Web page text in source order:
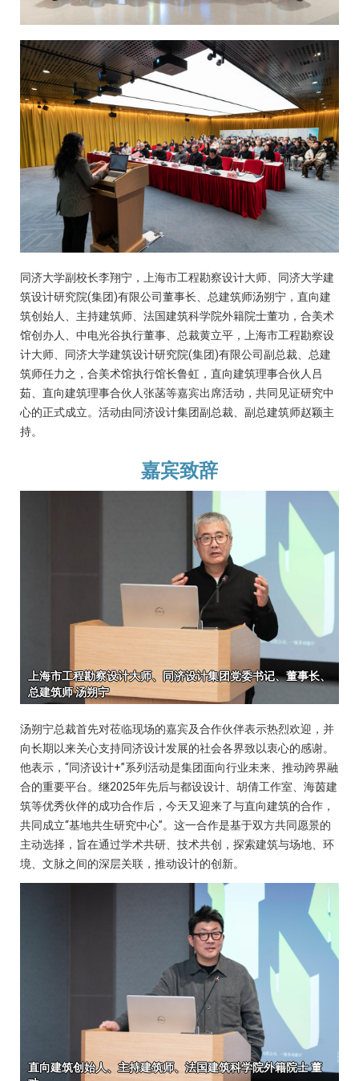
同济大学副校长李翔宁，上海市工程勘察设计大师、同济大学建
筑设计研究院(集团)有限公司董事长、总建筑师汤朔宁，直向建
筑创始人、主持建筑师、法国建筑科学院外籍院士董功，合美术
馆创办人、中电光谷执行董事、总裁黄立平，上海市工程勘察设
计大师、同济大学建筑设计研究院(集团)有限公司副总裁、总建
筑师任力之，合美术馆执行馆长鲁虹，直向建筑理事合伙人吕
茹、直向建筑理事合伙人张菡等嘉宾出席活动，共同见证研究中
心的正式成立。活动由同济设计集团副总裁、副总建筑师赵颖主
持。
嘉宾致辞
汤朔宁总裁首先对莅临现场的嘉宾及合作伙伴表示热烈欢迎，并
向长期以来关心支持同济设计发展的社会各界致以衷心的感谢。
他表示，“同济设计+”系列活动是集团面向行业未来、推动跨界融
合的重要平台。继2025年先后与都设设计、胡倩工作室、海茵建
筑等优秀伙伴的成功合作后，今天又迎来了与直向建筑的合作，
共同成立“基地共生研究中心”。这一合作是基于双方共同愿景的
主动选择，旨在通过学术共研、技术共创，探索建筑与场地、环
境、文脉之间的深层关联，推动设计的创新。